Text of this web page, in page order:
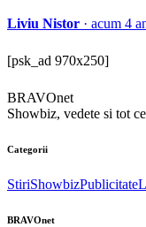
Liviu Nistor · acum 4
[psk_ad 970x250]
BRAVOnet
Showbiz, vedete si tot
Categorii
StiriShowbizPublicitate
BRAVOnet